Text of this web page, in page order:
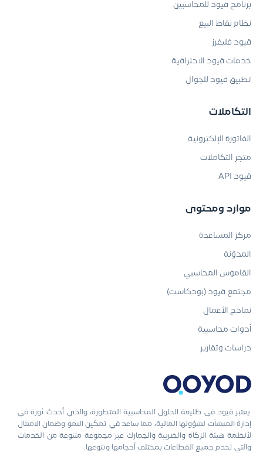
يعتبر قيود في طليعة الحلول المحاسبية المتطورة، والذي أحدث ثورة في
إدارة المنشآت لشؤونها المالية، مما ساعد في تمكين النمو وضمان الامتثال
لأنظمة هيئة الزكاة والضريبة والجمارك عبر مجموعة متنوعة من الخدمات
والتي تخدم جميع القطاعات بمختلف أحجامها وتنوعها.
برنامج قيود للمحاسبين
نظام نقاط البيع
قيود فليفرز
خدمات قيود الاحترافية
تطبيق قيود للجوال
التكاملات
الفاتورة الإلكترونية
متجر التكاملات
قيود API
موارد ومحتوى
مركز المساعدة
المدوّنة
القاموس المحاسبي
مجتمع قيود (بودكاست)
نماذج الأعمال
أدوات محاسبية
دراسات وتقارير